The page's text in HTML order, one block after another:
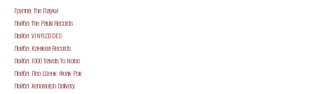
Группа: The Пауки
Лейбл: The Pauki Records
Лейбл: VINYLCODES
Лейбл: Клюква Records
Лейбл: 1000 Travels To Noise
Лейбл: Лео Шенк: Фолк Рок
Лейбл: Xenomorph Delivery